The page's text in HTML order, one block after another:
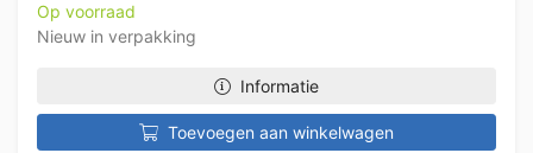
Op voorraad
Nieuw in verpakking
Informatie
Toevoegen aan winkelwagen